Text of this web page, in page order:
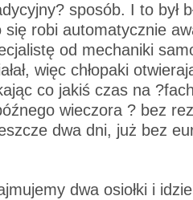
sposób. I to był
się robi automatycznie
od mechaniki
więc chłopaki
co jakiś czas na
wieczora ? bez
dwa dni, już bez
dwa osiołki i